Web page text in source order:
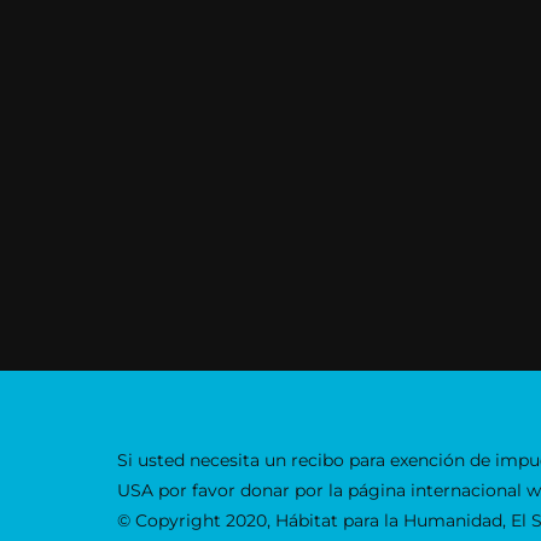
Si usted necesita un recibo para exención de
USA por favor donar por la página internacional
© Copyright 2020, Hábitat para la Humanidad, El